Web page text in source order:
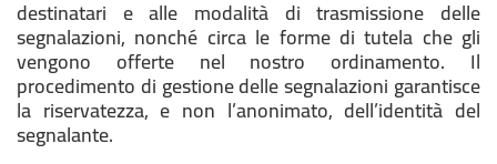
destinatari e alle modalità di trasmissione delle
segnalazioni, nonché circa le forme di tutela che gli
vengono offerte nel nostro ordinamento. Il
procedimento di gestione delle segnalazioni garantisce
la riservatezza, e non l’anonimato, dell’identità del
segnalante.